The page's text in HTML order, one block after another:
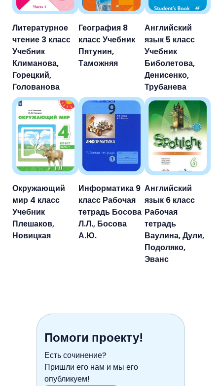
Литературное
чтение 3 класс
Учебник
Климанова,
Горецкий,
Голованова
География 8
класс Учебник
Пятунин,
Таможняя
Английский
язык 5 класс
Учебник
Биболетова,
Денисенко,
Трубанева
Окружающий
мир 4 класс
Учебник
Плешаков,
Новицкая
Информатика 9
класс Рабочая
тетрадь Босова
Л.Л., Босова
А.Ю.
Английский
язык 6 класс
Рабочая
тетрадь
Ваулина, Дули,
Подоляко,
Эванс
Помоги проекту!
Есть сочинение?
Пришли его нам и мы его
опубликуем!